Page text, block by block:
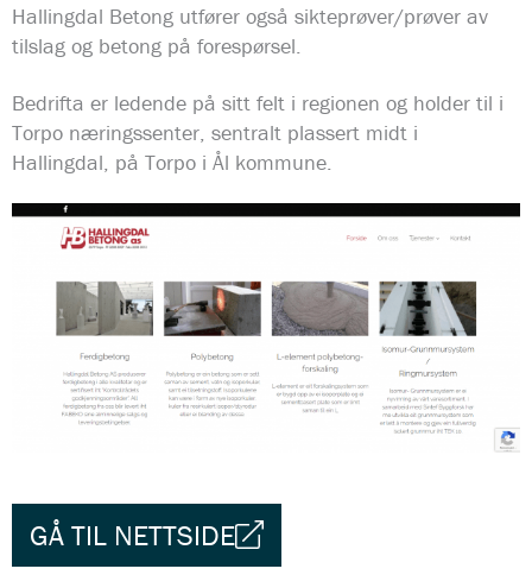
Hallingdal Betong utfører også sikteprøver/prøver av
tilslag og betong på forespørsel.
Bedrifta er ledende på sitt felt i regionen og holder til i
Torpo næringssenter, sentralt plassert midt i
Hallingdal, på Torpo i Ål kommune.
GÅ TIL NETTSIDE